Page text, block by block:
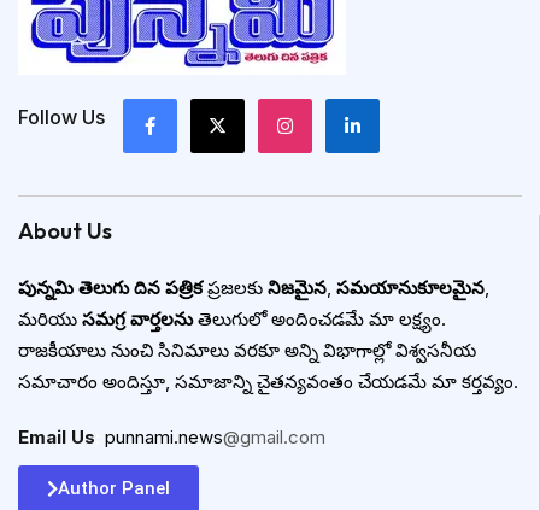
Follow Us
About Us
పున్నమి తెలుగు దిన పత్రికప్రజలకు నిజమైన, సమయానుకూలమైన,
మరియు సమగ్ర వార్తలనుతెలుగులో అందించడమే మా లక్ష్యం.
రాజకీయాలు నుంచి సినిమాలు వరకూ అన్ని విభాగాల్లో విశ్వసనీయ
సమాచారం అందిస్తూ, సమాజాన్ని చైతన్యవంతం చేయడమే మా కర్తవ్యం.
Email Us punnami.news@gmail.com
Author Panel